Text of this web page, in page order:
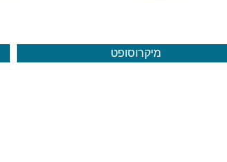
מיקרוסופט